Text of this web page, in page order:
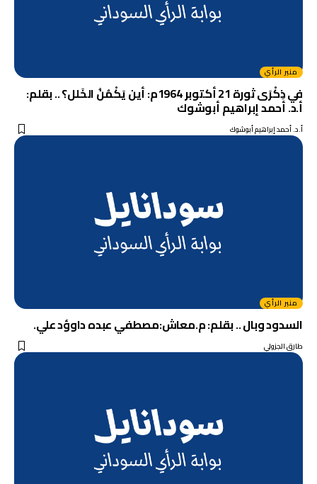
منبر الرأي
في ذِكْرَى ثورة 21 أكتوبر 1964م: أين يَكْمُنُ الخَلل؟ .. بقلم:
أ.د. أحمد إبراهيم أبوشوك
أ.د. أحمد إبراهيم أبوشوك
منبر الرأي
السدود وبال .. بقلم: م.معاش:مصطفي عبده داوؤد علي.
طارق الجزولي